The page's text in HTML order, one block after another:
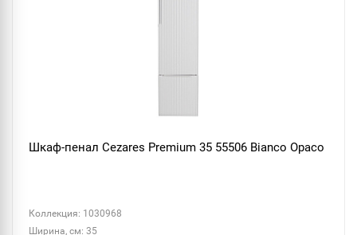
Шкаф-пенал Cezares Premium 35 55506 Bianco Opaco
Коллекция: 1030968
Ширина, см: 35